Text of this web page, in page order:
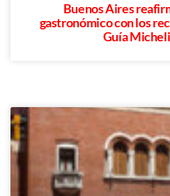
Buenos Aires
gastronómico con los
Guía